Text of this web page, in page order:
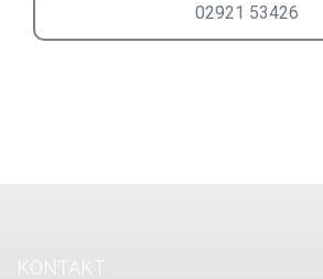
02921 53426
KONTAKT